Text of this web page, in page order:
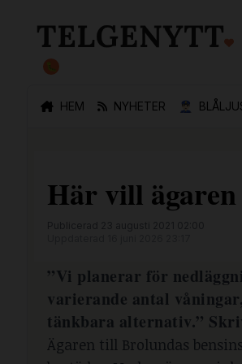
HEM NYHETER 👮🏻‍♂️
Här vill ägaren
”Vi planerar för
varierande antal
tänkbara alternativ.”
Ägaren till Brolundas